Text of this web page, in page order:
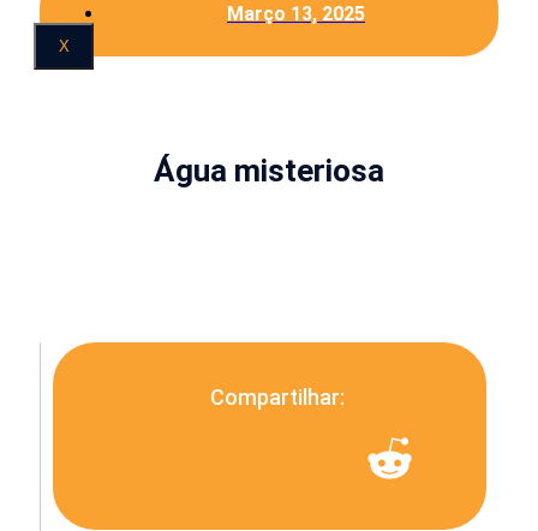
X
Março 13, 2025
Água misteriosa
Compartilhar: